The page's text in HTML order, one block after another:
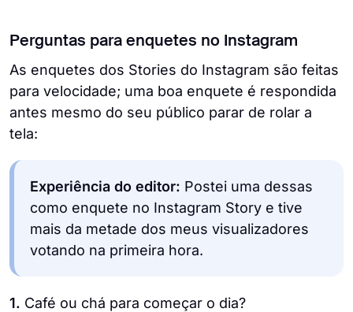
Perguntas para enquetes no Instagram
As enquetes dos Stories do Instagram são feitas
para velocidade; uma boa enquete é respondida
antes mesmo do seu público parar de rolar a
tela:
Experiência do editor: Postei uma dessas
como enquete no Instagram Story e tive
mais da metade dos meus visualizadores
votando na primeira hora.
1. Café ou chá para começar o dia?